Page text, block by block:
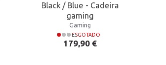
Black / Blue - Cadeira
gaming
Gaming
ESGOTADO
Preço
179,90 €